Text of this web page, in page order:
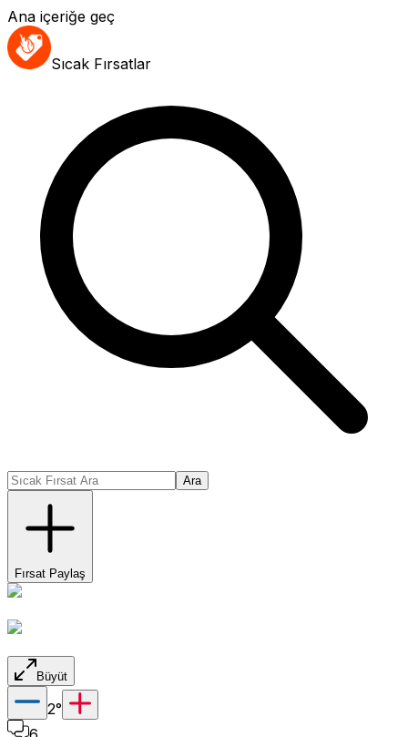
Ana içeriğe geç
Sıcak Fırsatlar
Ara
Fırsat Paylaş
Büyüt
2°